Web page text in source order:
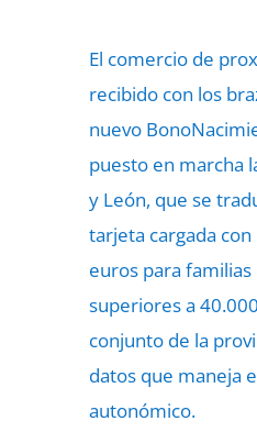
El comercio de
recibido con los
nuevo
puesto en marcha
y León, que se
tarjeta cargada con
euros para
superiores a
conjunto de la
datos que maneja
autonómico.